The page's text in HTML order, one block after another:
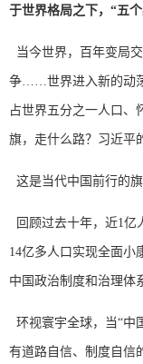
于世界格局之下，“五
当今世界，百年变局
争……世界进入新的动
占世界五分之一人口、
旗，走什么路？习近平
这是当代中国前行的
回顾过去十年，近1亿
14亿多人口实现全面
中国政治制度和治理体
环视寰宇全球，当“中
有道路自信、制度自信